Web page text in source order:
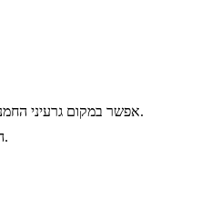
אפשר במקום גרעיני החמניות והשומשום לשים אגוזי קשיו קצוצים.
התבלינים במתכון לפי הטעם האישי.